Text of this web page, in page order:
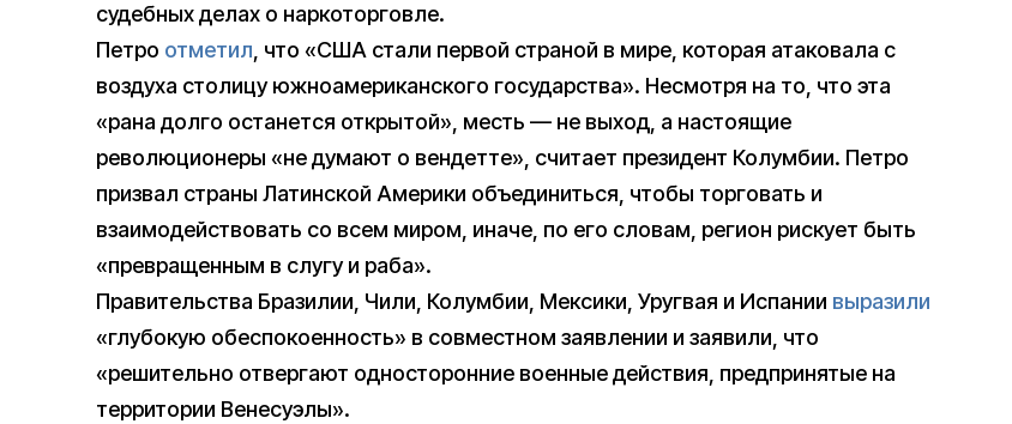
судебных делах о наркоторговле.
Петро отметил, что «США стали первой страной в мире, которая атаковала с
воздуха столицу южноамериканского государства». Несмотря на то, что эта
«рана долго останется открытой», месть — не выход, а настоящие
революционеры «не думают о вендетте», считает президент Колумбии. Петро
призвал страны Латинской Америки объединиться, чтобы торговать и
взаимодействовать со всем миром, иначе, по его словам, регион рискует быть
«превращенным в слугу и раба».
Правительства Бразилии, Чили, Колумбии, Мексики, Уругвая и Испании выразили
«глубокую обеспокоенность» в совместном заявлении и заявили, что
«решительно отвергают односторонние военные действия, предпринятые на
территории Венесуэлы».